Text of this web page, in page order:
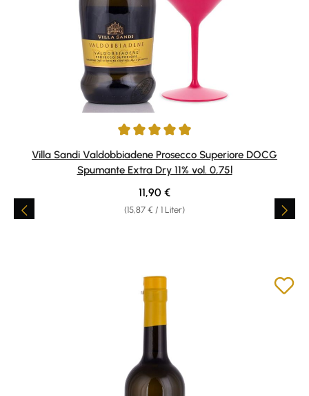
Durchschnittliche Bewertung von 4.88 von 5 Sternen
Villa Sandi Valdobbiadene Prosecco Superiore DOCG
Spumante Extra Dry 11% vol. 0,75l
(15,87 € / 1 Liter)
Regulärer Preis:
11,90 €